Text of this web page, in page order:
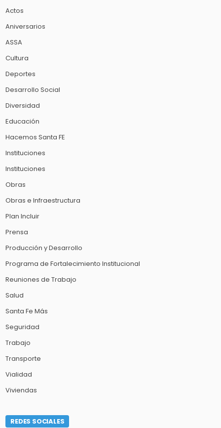
Actos
Aniversarios
ASSA
Cultura
Deportes
Desarrollo Social
Diversidad
Educación
Hacemos Santa FE
Instituciones
Instituciones
Obras
Obras e Infraestructura
Plan Incluir
Prensa
Producción y Desarrollo
Programa de Fortalecimiento Institucional
Reuniones de Trabajo
Salud
Santa Fe Más
Seguridad
Trabajo
Transporte
Vialidad
Viviendas
REDES SOCIALES